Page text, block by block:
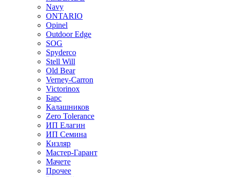
Navy
ONTARIO
Opinel
Outdoor Edge
SOG
Spyderco
Stell Will
Old Bear
Verney-Carron
Victorinox
Барс
Калашников
Zero Tolerance
ИП Елагин
ИП Семина
Кизляр
Мастер-Гарант
Мачете
Прочее